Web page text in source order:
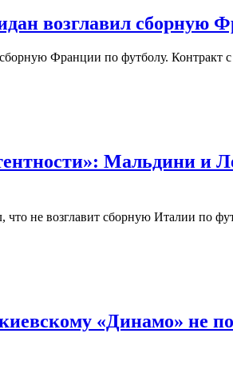
возглавил сборную
Франции по футболу. Контракт
Мальдини и
не возглавит сборную Италии по
«Динамо» не